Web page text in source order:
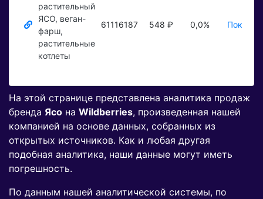
растительный
ЯСО, веган-
фарш,
растительные
котлеты
61116187 548 ₽ 0,0%
На этой странице представлена аналитика продаж
бренда Ясо на Wildberries, произведенная нашей
компанией на основе данных, собранных из
открытых источников. Как и любая другая
подобная аналитика, наши данные могут иметь
погрешность.
По данным нашей аналитической системы, по